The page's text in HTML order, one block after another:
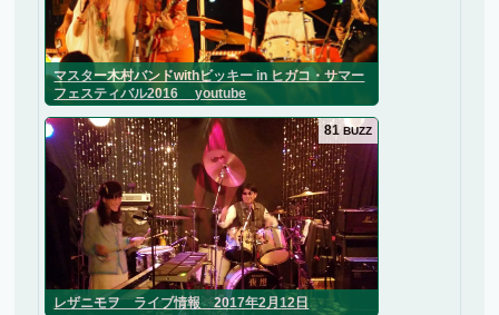
マスター木村バンドwithビッキー in ヒガコ・サマー
フェスティバル2016 youtube
レザニモヲ ライブ情報 2017年2月12日
81 BUZZ